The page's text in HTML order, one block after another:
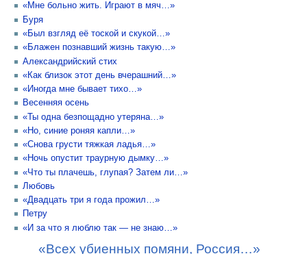
«Мне больно жить. Играют в мяч…»
Буря
«Был взгляд её тоской и скукой…»
«Блажен познавший жизнь такую…»
Александрийский стих
«Как близок этот день вчерашний…»
«Иногда мне бывает тихо…»
Весенняя осень
«Ты одна безпощадно утеряна…»
«Но, синие роняя капли…»
«Снова грусти тяжкая ладья…»
«Ночь опустит траурную дымку…»
«Что ты плачешь, глупая? Затем ли…»
Любовь
«Двадцать три я года прожил…»
Петру
«И за что я люблю так — не знаю…»
«Всех убиенных помяни, Россия…»